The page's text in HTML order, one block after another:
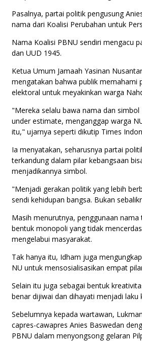
Pasalnya, partai politik pengusung
nama dari Koalisi Perubahan untuk
Nama Koalisi PBNU sendiri mengacu
dan UUD 1945.
Ketua Umum Jamaah Yasinan
mengatakan bahwa publik memahami
elektoral untuk meyakinkan warga
"Mereka selalu bawa nama dan
under estimate, menganggap warga
itu," ujarnya seperti dikutip Times
Ia menyatakan, seharusnya partai
terkandung dalam pilar kebangsaan
menjadikannya simbol.
"Menjadi gerakan politik yang lebih
sendi kehidupan bangsa. Bukan
Masih menurutnya, penggunaan
bentuk monopoli yang tidak
mengelabui masyarakat.
Tak hanya itu, Idham juga
NU untuk mensosialisasikan empat
Selain itu juga sebagai bentuk
benar dijiwai dan dihayati menjadi
Sebelumnya kepada wartawan,
capres-cawapres Anies Baswedan
PBNU dalam menyongsong gelaran